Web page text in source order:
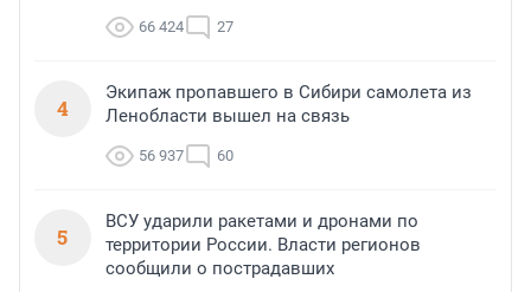
66 424 27
4
Экипаж пропавшего в Сибири самолета из
Ленобласти вышел на связь
56 937 60
5
ВСУ ударили ракетами и дронами по
территории России. Власти регионов
сообщили о пострадавших